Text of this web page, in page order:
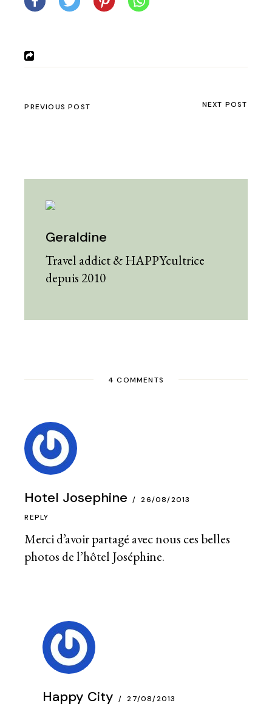
PREVIOUS POST NEXT POST
Geraldine
Travel addict & HAPPYcultrice
depuis 2010
4 COMMENTS
Hotel Josephine 26/08/2013
Merci d’avoir partagé avec nous ces belles
photos de l’hôtel Joséphine.
REPLY
Happy City 27/08/2013